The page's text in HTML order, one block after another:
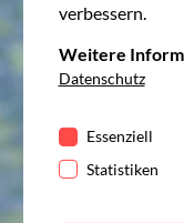
verbessern.
Essenziell
Funktionen der
gewährleistet,
funktioniert.
Weitere
Datenschutz
Essenziell
Statistiken